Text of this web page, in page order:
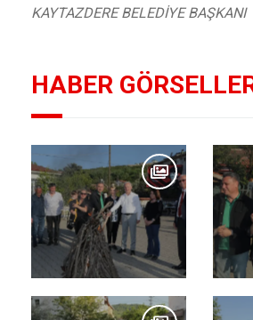
KAYTAZDERE BELEDİYE BAŞKANI
HABER